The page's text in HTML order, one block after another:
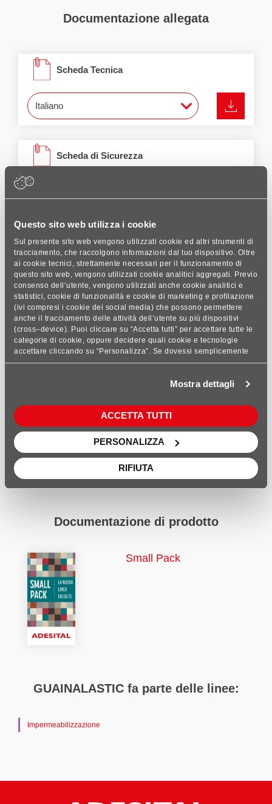
Questo sito web utilizza i cookie
Sul presente sito web vengono utilizzati cookie ed altri strumenti di
tracciamento, che raccolgono informazioni dal tuo dispositivo. Oltre
ai cookie tecnici, strettamente necessari per il funzionamento di
questo sito web, vengono utilizzati cookie analitici aggregati. Previo
consenso dell’utente, vengono utilizzati anche cookie analitici e
statistici, cookie di funzionalità e cookie di marketing e profilazione
(ivi compresi i cookie dei social media) che possono permettere
anche il tracciamento delle attività dell’utente su più dispositivi
(cross–device). Puoi cliccare su “Accetta tutti” per accettare tutte le
categorie di cookie, oppure decidere quali cookie e tecnologie
accettare cliccando su “Personalizza”. Se dovessi semplicemente
chiudere questo banner, rifiutare i cookie o continuare a navigare,
maggiori dettagli, consulta le nostre sezioni Privacy Policy e Cookie
Mostra dettagli
ACCETTA TUTTI
PERSONALIZZA
RIFIUTA
Documentazione allegata
Scheda Tecnica
Scheda di Sicurezza
EPD
Emissioni VOC
Documentazione di prodotto
Small Pack
GUAINALASTIC fa parte delle linee:
Impermeabilizzazione